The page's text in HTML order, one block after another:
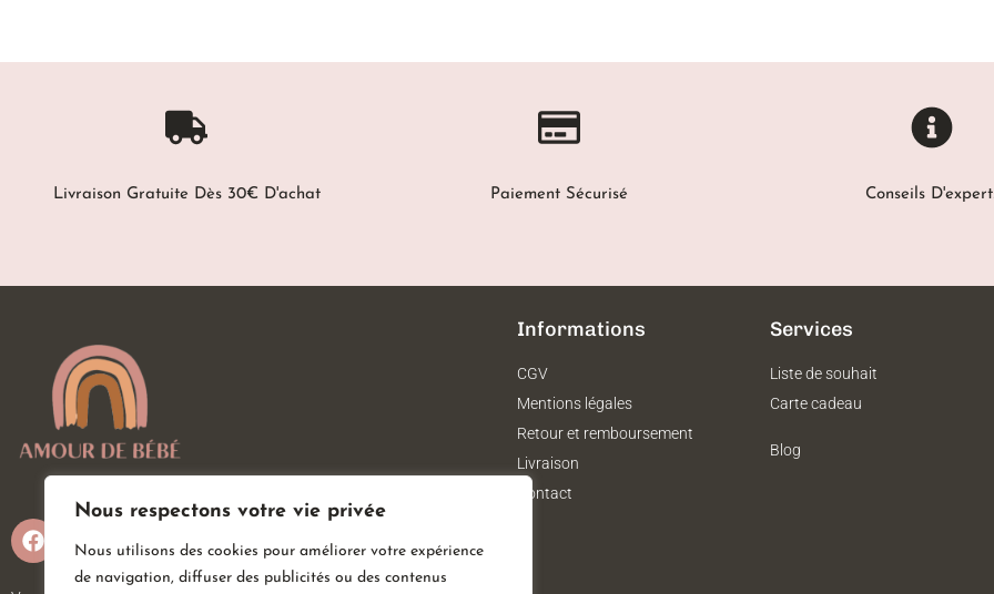
Nous respectons votre vie privée
Nous utilisons des cookies pour améliorer votre expérience
de navigation, diffuser des publicités ou des contenus
Livraison Gratuite Dès 30€ D'achat Paiement Sécurisé Conseils
Informations
CGV
Mentions légales
Retour et remboursement
Livraison
Contact
Services
Liste de souhait
Carte cadeau
Blog